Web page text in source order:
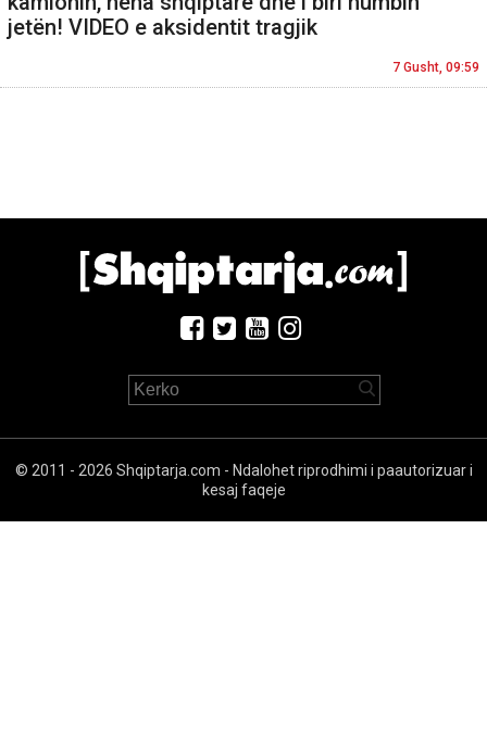
jetën! VIDEO e aksidentit tragjik
7 Gusht, 09:59
© 2011 - 2026 Shqiptarja.com - Ndalohet riprodhimi i paautorizuar i
kesaj faqeje